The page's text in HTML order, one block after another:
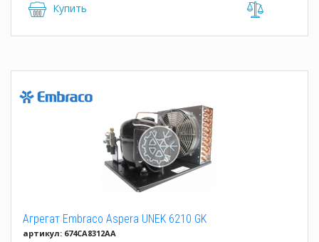
Купить
Агрегат Embraco Aspera UNEK 6210 GK
артикул: 674CA8312AA